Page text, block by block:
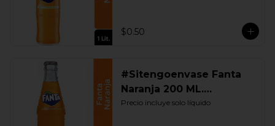
$0.50
#Sitengoenvase Fanta
Naranja 200 ML.
Retornable
Precio incluye solo líquido